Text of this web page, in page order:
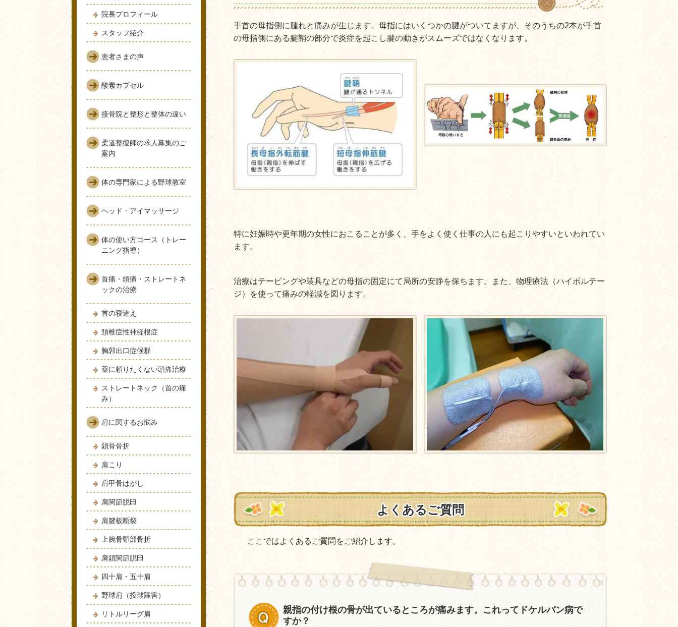
手首の母指側に腫れと痛みが生じます。母指にはいくつかの腱がついてますが、そのうちの2本が手首
の母指側にある腱鞘の部分で炎症を起こし腱の動きがスムーズではなくなります。
特に妊娠時や更年期の女性におこることが多く、手をよく使く仕事の人にも起こりやすいといわれてい
ます。
治療はテーピングや装具などの母指の固定にて局所の安静を保ちます。また、物理療法（ハイボルテー
ジ）を使って痛みの軽減を図ります。
よくあるご質問
ここではよくあるご質問をご紹介します。
親指の付け根の骨が出ているところが痛みます。これってドケルバン病で
すか？
院長プロフィール
スタッフ紹介
患者さまの声
酸素カプセル
接骨院と整形と整体の違い
柔道整復師の求人募集のご
案内
体の専門家による野球教室
ヘッド・アイマッサージ
体の使い方コース（トレー
ニング指導）
首痛・頭痛・ストレートネ
ックの治療
首の寝違え
頚椎症性神経根症
胸郭出口症候群
薬に頼りたくない頭痛治療
ストレートネック（首の痛
み）
肩に関するお悩み
鎖骨骨折
肩こり
肩甲骨はがし
肩関節脱臼
肩腱板断裂
上腕骨頸部骨折
肩鎖関節脱臼
四十肩・五十肩
野球肩（投球障害）
リトルリーグ肩